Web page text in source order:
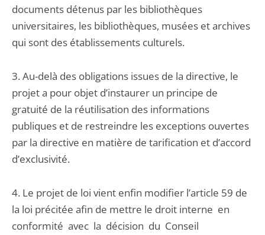
documents détenus par les bibliothèques
universitaires, les bibliothèques, musées et archives
qui sont des établissements culturels.
3. Au-delà des obligations issues de la directive, le
projet a pour objet d’instaurer un principe de
gratuité de la réutilisation des informations
publiques et de restreindre les exceptions ouvertes
par la directive en matière de tarification et d’accord
d’exclusivité.
4. Le projet de loi vient enfin modifier l’article 59 de
la loi précitée afin de mettre le droit interne en
conformité avec la décision du Conseil